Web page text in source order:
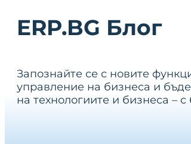
ERP.BG Блог
Запознайте се с новите
управление на бизнеса и
на технологиите и бизнеса – с